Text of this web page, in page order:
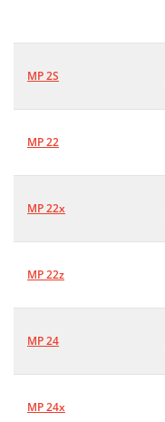
MP 2S
MP 22
MP 22x
MP 22z
MP 24
MP 24x